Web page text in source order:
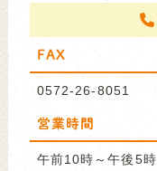
FAX
0572-26-8051
営業時間
午前10時～午後5時